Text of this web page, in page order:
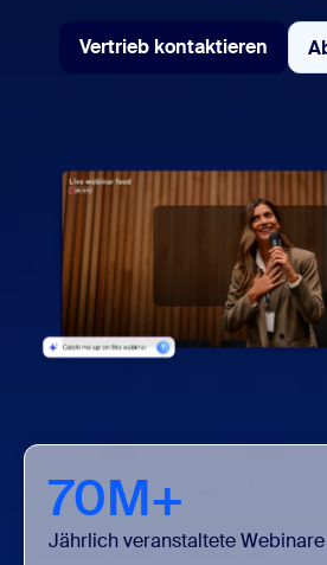
Vertrieb kontaktieren
Vertrieb
70M+
Jährlich veranstaltete Webinare